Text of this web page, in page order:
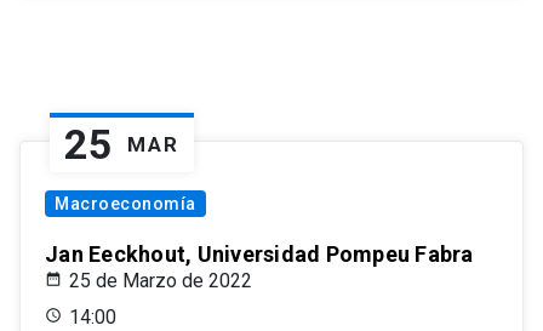
25 MAR
Macroeconomía
Jan Eeckhout, Universidad Pompeu Fabra
25 de Marzo de 2022
14:00